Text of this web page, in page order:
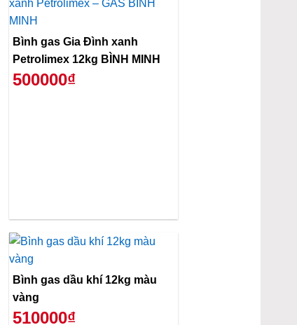
Bình gas Gia Đình xanh
Petrolimex 12kg BÌNH MINH
500000₫
Bình gas dầu khí 12kg màu
vàng
510000₫